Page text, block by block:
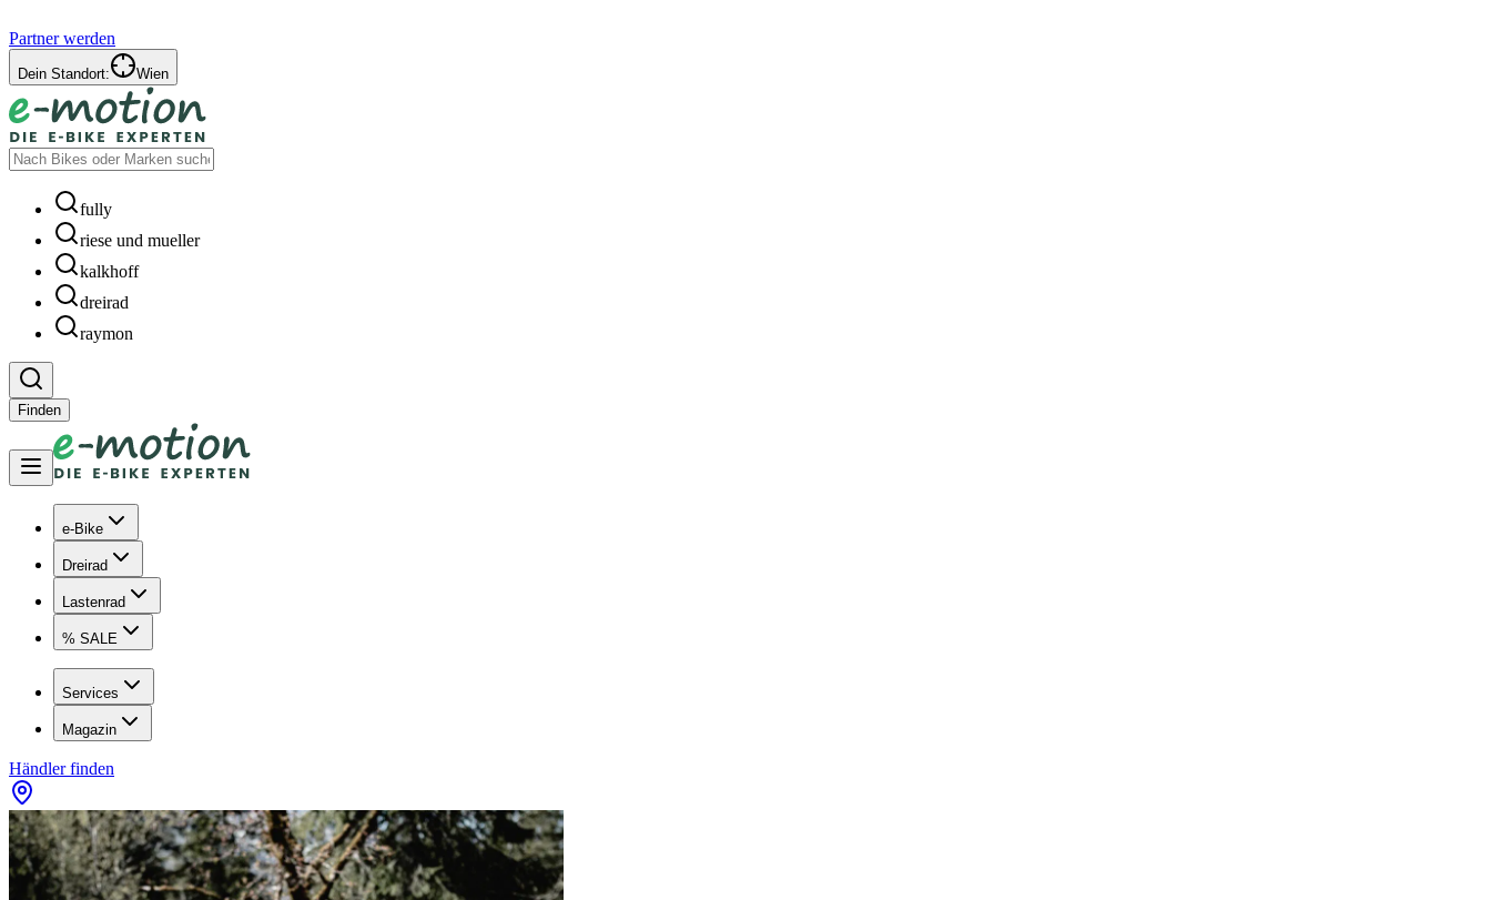
Partner werden
Dein Standort: Wien
fully
riese und mueller
kalkhoff
dreirad
raymon
Finden
e-Bike
Dreirad
Lastenrad
% SALE
Services
Magazin
Händler finden